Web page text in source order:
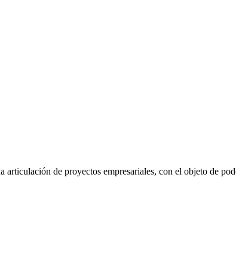
de proyectos empresariales, con el objeto de